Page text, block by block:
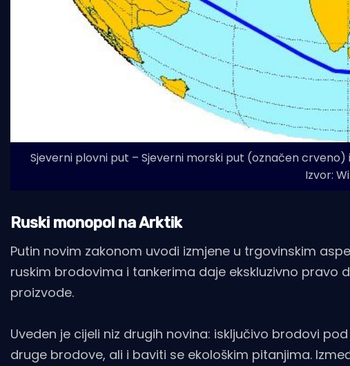
Sjeverni plovni put – Sjeverni morski put (označen
Izvor:
Ruski monopol na Arktik
Putin novim zakonom uvodi izmjene u trgovinskim
ruskim brodovima i tankerima daje ekskluzivno
proizvode.
Uveden je cijeli niz drugih novina: isključivo brodovi
druge brodove, ali i baviti se ekološkim pitanjima.